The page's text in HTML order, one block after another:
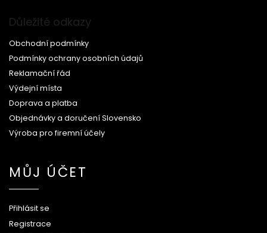
Důležité odkazy
Obchodní podmínky
Podmínky ochrany osobních údajů
Reklamační řád
Výdejní místa
Doprava a platba
Objednávky a doručení Slovensko
Výroba pro firemní účely
MŮJ ÚČET
Přihlásit se
Registrace